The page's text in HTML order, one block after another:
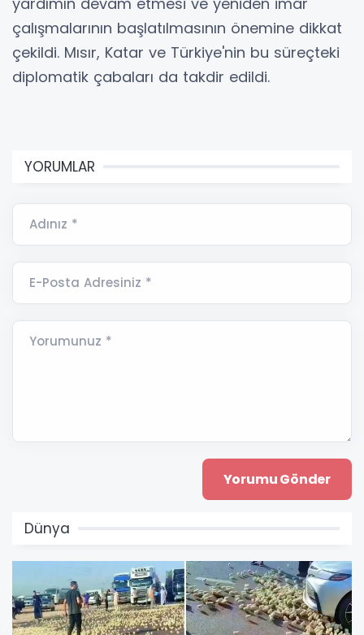
çalışmalarının başlatılmasının önemine dikkat
çekildi. Mısır, Katar ve Türkiye'nin bu süreçteki
diplomatik çabaları da takdir edildi.
YORUMLAR
Adınız *
E-Posta Adresiniz *
Yorumunuz *
Dünya